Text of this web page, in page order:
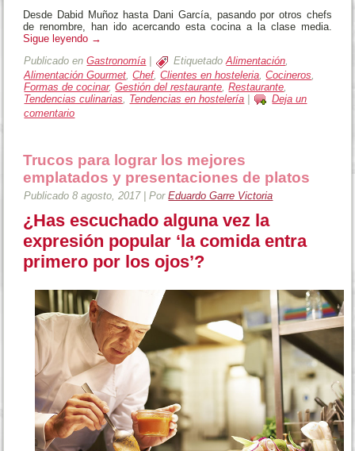
Desde Dabid Muñoz hasta Dani García, pasando por otros chefs
de renombre, han ido acercando esta cocina a la clase media.
Sigue leyendo →
Publicado en Gastronomía Etiquetado Alimentación,
Alimentación Gourmet ,Chef,Clientes en hosteleria ,Cocineros
Formas de cocinar,Gestión del restaurante ,Restaurante
Tendencias culinarias, Tendencias en hostelería
Deja un
comentario
Trucos para lograr los mejores
emplatados y presentaciones de platos
Publicado 8 agosto, 2017|Por Eduardo Garre Victoria
¿Has escuchado alguna vez la
expresión popular ‘la comida entra
primero por los ojos’?